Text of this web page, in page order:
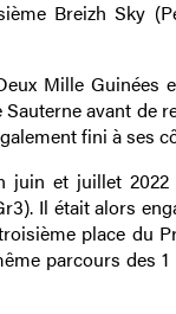
Breizh Sky
Mille Guinées
avant
fini à ses
et juillet
Il était alors
place du
parcours des